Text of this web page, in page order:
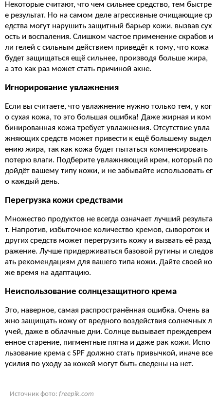
Некоторые считают, что чем сильнее средство, тем быстре
е результат. Но на самом деле агрессивные очищающие ср
едства могут нарушить защитный барьер кожи, вызвав сух
ость и воспаления. Слишком частое применение скрабов и
ли гелей с сильным действием приведёт к тому, что кожа
будет защищаться ещё сильнее, производя больше жира,
а это как раз может стать причиной акне.
Игнорирование увлажнения
Если вы считаете, что увлажнение нужно только тем, у ког
о сухая кожа, то это большая ошибка! Даже жирная и ком
бинированная кожа требует увлажнения. Отсутствие увла
жняющих средств может привести к ещё большему выдел
ению жира, так как кожа будет пытаться компенсировать
потерю влаги. Подберите увлажняющий крем, который по
дойдёт вашему типу кожи, и не забывайте использовать ег
о каждый день.
Перегрузка кожи средствами
Множество продуктов не всегда означает лучший результа
т. Напротив, избыточное количество кремов, сывороток и
других средств может перегрузить кожу и вызвать её разд
ражение. Лучше придерживаться базовой рутины и следов
ать рекомендациям для вашего типа кожи. Дайте своей ко
же время на адаптацию.
Неиспользование солнцезащитного крема
Это, наверное, самая распространённая ошибка. Очень ва
жно защищать кожу от вредного воздействия солнечных л
учей, даже в облачные дни. Солнце вызывает преждеврем
енное старение, пигментные пятна и даже рак кожи. Испо
льзование крема с SPF должно стать привычкой, иначе все
усилия по уходу за кожей могут быть сведены на нет.
Источник фото: freepik.com